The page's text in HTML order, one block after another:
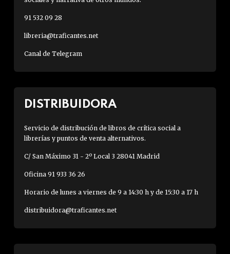
91 532 09 28
libreria@traficantes.net
Canal de Telegram
DISTRIBUIDORA
Servicio de distribución de libros de crítica social a
librerías y puntos de venta alternativos.
C/ San Máximo 31 - 2º Local 3 28041 Madrid
Oficina 91 933 36 26
Horario de lunes a viernes de 9 a 14:30 h y de 15:30 a 17 h
distribuidora@traficantes.net